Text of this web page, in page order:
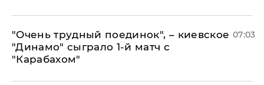
"Очень трудный поединок", – киевское
"Динамо" сыграло 1-й матч с
"Карабахом"
07:03